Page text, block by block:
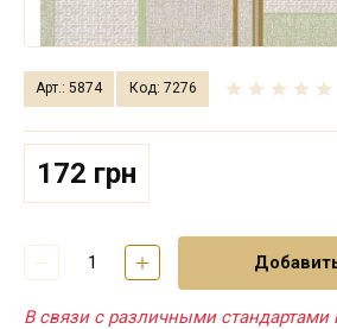
Арт.: 5874 Код: 7276
172 грн
В связи с различными стандартами